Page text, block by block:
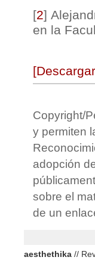
[2]
en la
Copyright/
y permiten
adopción
sobre el
de un
aesthethika //